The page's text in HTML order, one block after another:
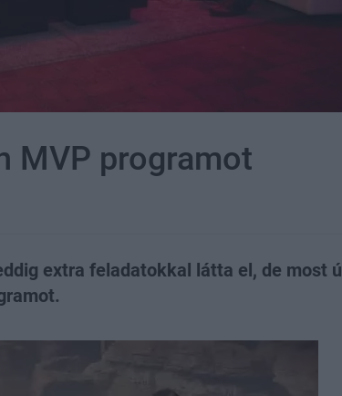
MVP programot
extra feladatokkal látta el, de most